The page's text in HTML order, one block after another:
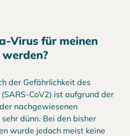
Virus für meinen
der Gefährlichkeit des
CoV2) ist aufgrund der
nachgewiesenen
dünn. Bei den bisher
wurde jedoch meist keine